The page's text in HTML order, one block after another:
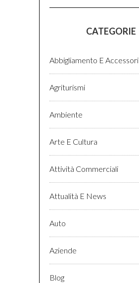
CATEGORIE
Abbigliamento E Accessori
Agriturismi
Ambiente
Arte E Cultura
Attività Commerciali
Attualità E News
Auto
Aziende
Blog